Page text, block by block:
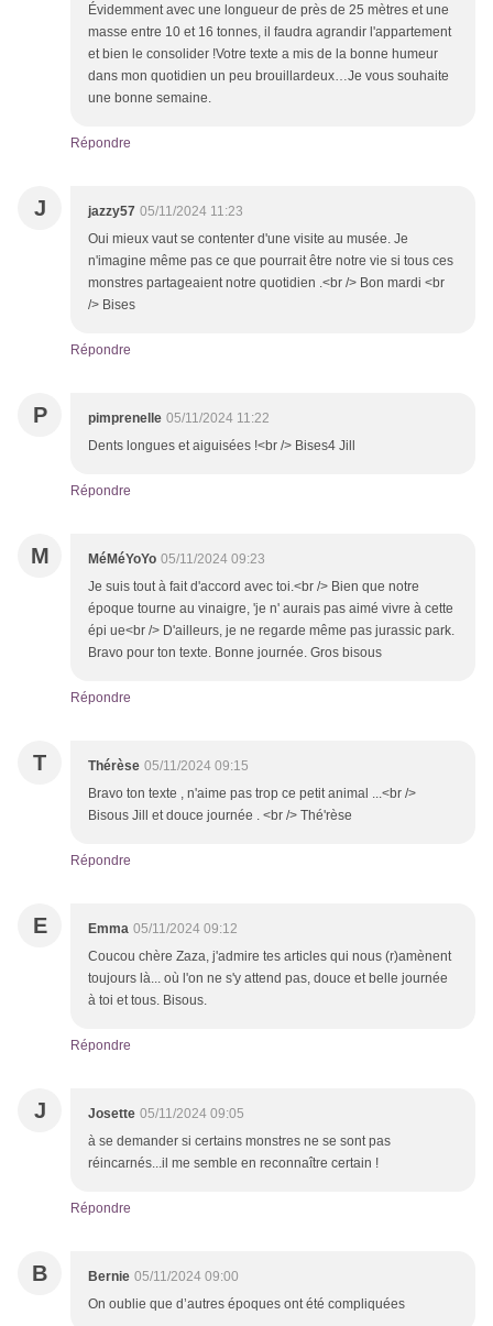
Évidemment avec une longueur de près de 25 mètres et une
masse entre 10 et 16 tonnes, il faudra agrandir l'appartement
et bien le consolider !Votre texte a mis de la bonne humeur
dans mon quotidien un peu brouillardeux…Je vous souhaite
une bonne semaine.
Répondre
J jazzy57 05/11/2024 11:23
Oui mieux vaut se contenter d'une visite au musée. Je
n'imagine même pas ce que pourrait être notre vie si tous ces
monstres partageaient notre quotidien .<br /> Bon mardi <br
/> Bises
Répondre
P pimprenelle 05/11/2024 11:22
Dents longues et aiguisées !<br /> Bises4 Jill
Répondre
M MéMéYoYo 05/11/2024 09:23
Je suis tout à fait d'accord avec toi.<br /> Bien que notre
époque tourne au vinaigre, 'je n' aurais pas aimé vivre à cette
épi ue<br /> D'ailleurs, je ne regarde même pas jurassic park.
Bravo pour ton texte. Bonne journée. Gros bisous
Répondre
T Thérèse 05/11/2024 09:15
Bravo ton texte , n'aime pas trop ce petit animal ...<br />
Bisous Jill et douce journée . <br /> Thé'rèse
Répondre
E Emma 05/11/2024 09:12
Coucou chère Zaza, j'admire tes articles qui nous (r)amènent
toujours là... où l'on ne s'y attend pas, douce et belle journée
à toi et tous. Bisous.
Répondre
J Josette 05/11/2024 09:05
à se demander si certains monstres ne se sont pas
réincarnés...il me semble en reconnaître certain !
Répondre
B Bernie 05/11/2024 09:00
On oublie que d’autres époques ont été compliquées